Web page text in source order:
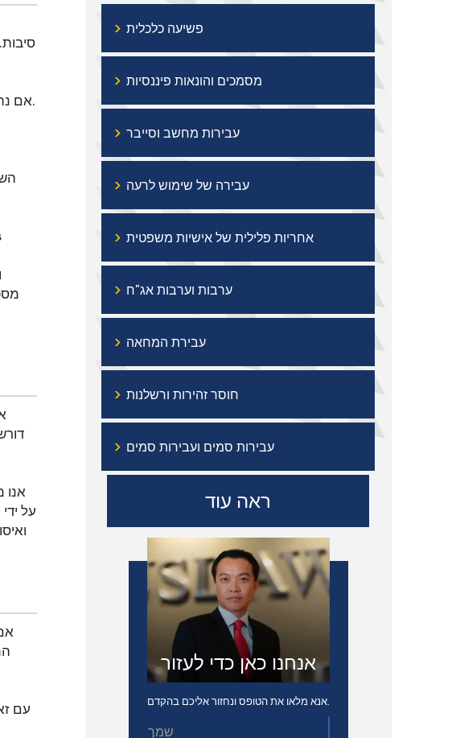
- אם נתפסו שוהים יתר על המידה מבלי לדווח על עצמם, שוהים יתר על המידה חשופים למעצר ולהעמדה לדין.
על
› פשיעה כלכלית
› מסמכים והונאות פיננסיות
› עבירות מחשב וסייבר
› עבירה של שימוש לרעה
› אחריות פלילית של אישיות משפטית
› ערבות וערבות אג"ח
› עבירת המחאה
› חוסר זהירות ורשלנות
› עבירות סמים ועבירות סמים
ראה עוד
אנחנו כאן כדי לעזור
אנא מלאו את הטופס ונחזור אליכם בהקדם.